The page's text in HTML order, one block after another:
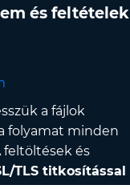
és feltételek
a fájlok
folyamat minden
feltöltések és
TLS titkosítással